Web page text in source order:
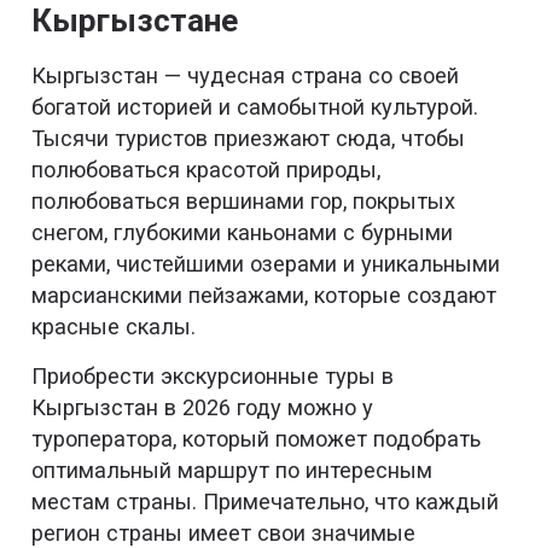
Кыргызстане
Кыргызстан — чудесная страна со своей
богатой историей и самобытной культурой.
Тысячи туристов приезжают сюда, чтобы
полюбоваться красотой природы,
полюбоваться вершинами гор, покрытых
снегом, глубокими каньонами с бурными
реками, чистейшими озерами и уникальными
марсианскими пейзажами, которые создают
красные скалы.
Приобрести экскурсионные туры в
Кыргызстан в 2026 году можно у
туроператора, который поможет подобрать
оптимальный маршрут по интересным
местам страны. Примечательно, что каждый
регион страны имеет свои значимые